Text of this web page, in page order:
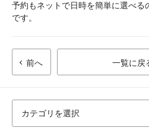
予約もネットで日時を簡単に選べる
です。
前へ 一覧に戻